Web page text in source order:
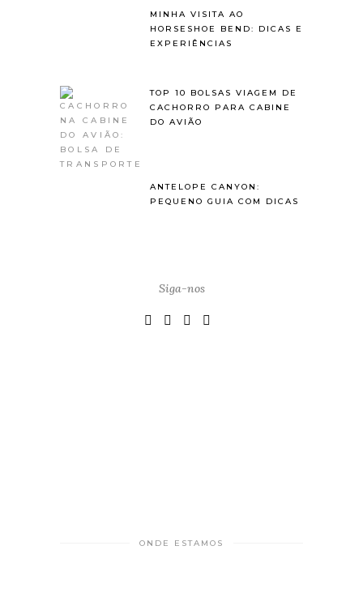
MINHA VISITA AO
HORSESHOE BEND: DICAS E
EXPERIÊNCIAS
TOP 10 BOLSAS VIAGEM DE
CACHORRO PARA CABINE
DO AVIÃO
ANTELOPE CANYON:
PEQUENO GUIA COM DICAS
Siga-nos
ONDE ESTAMOS